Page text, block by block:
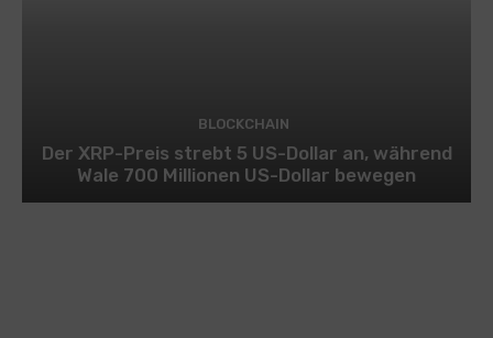
BLOCKCHAIN
Der XRP-Preis strebt 5 US-Dollar an, während
Wale 700 Millionen US-Dollar bewegen